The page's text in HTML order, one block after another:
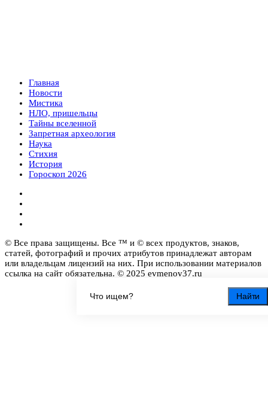
Найти
Главная
Новости
Мистика
НЛО, пришельцы
Тайны вселенной
Запретная археология
Наука
Стихия
История
Гороскоп 2026
© Все права защищены. Все ™ и © всех продуктов, знаков,
статей, фотографий и прочих атрибутов принадлежат авторам
или владельцам лицензий на них. При использовании материалов
ссылка на сайт обязательна. © 2025 evmenov37.ru